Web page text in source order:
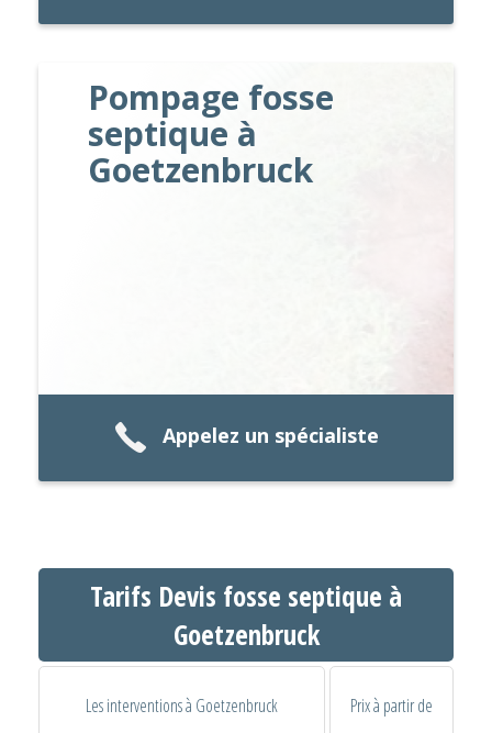
Pompage fosse
septique à
Goetzenbruck
Appelez un spécialiste
Tarifs Devis fosse septique à
Goetzenbruck
Les interventions à Goetzenbruck Prix à partir de